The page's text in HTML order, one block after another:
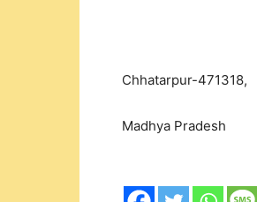
Chhatarpur-471318,
Madhya Pradesh